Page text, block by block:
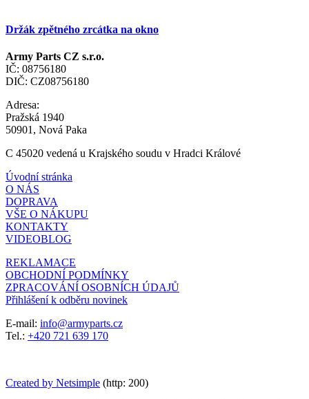
Držák zpětného zrcátka na okno
Army Parts CZ s.r.o.
IČ: 08756180
DIČ: CZ08756180
Adresa:
Pražská 1940
50901, Nová Paka
C 45020 vedená u Krajského soudu v Hradci Králové
Úvodní stránka
O NÁS
DOPRAVA
VŠE O NÁKUPU
KONTAKTY
VIDEOBLOG
REKLAMACE
OBCHODNÍ PODMÍNKY
ZPRACOVÁNÍ OSOBNÍCH ÚDAJŮ
Přihlášení k odběru novinek
E-mail: info@armyparts.cz
Tel.: +420 721 639 170
Created by Netsimple (http: 200)